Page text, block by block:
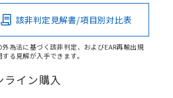
該非判定見解書/項目別対比表
外為法に基づく該非判定、およびEAR再輸出規
る見解が入手できます。
ライン購入